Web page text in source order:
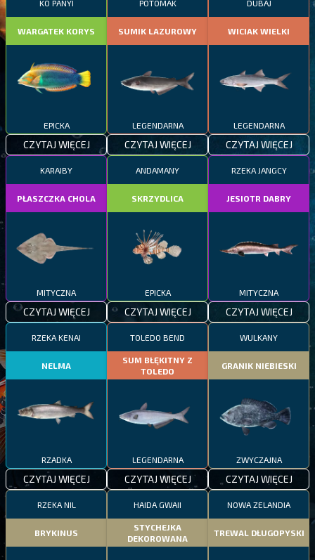
KO PANYI
WARGATEK KORYS
EPICKA
CZYTAJ WIĘCEJ
POTOMAK
SUMIK LAZUROWY
LEGENDARNA
CZYTAJ WIĘCEJ
DUBAJ
WICIAK WIELKI
LEGENDARNA
CZYTAJ WIĘCEJ
KARAIBY
PŁASZCZKA CHOLA
MITYCZNA
CZYTAJ WIĘCEJ
ANDAMANY
SKRZYDLICA
EPICKA
CZYTAJ WIĘCEJ
RZEKA JANGCY
JESIOTR DABRY
MITYCZNA
CZYTAJ WIĘCEJ
RZEKA KENAI
NELMA
RZADKA
CZYTAJ WIĘCEJ
TOLEDO BEND
SUM BŁĘKITNY Z
TOLEDO
LEGENDARNA
CZYTAJ WIĘCEJ
WULKANY
GRANIK NIEBIESKI
ZWYCZAJNA
CZYTAJ WIĘCEJ
RZEKA NIL
BRYKINUS
HAIDA GWAII
STYCHEJKA
DEKOROWANA
NOWA ZELANDIA
TREWAL DŁUGOPYSKI